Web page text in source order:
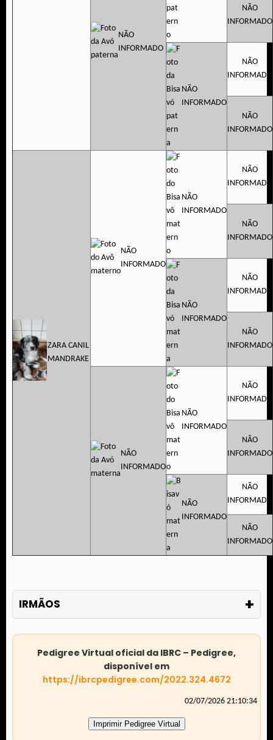
NÃO
INFORMADO
NÃO
INFORMADO
NÃO
INFORMADO
NÃO
INFORMADO
NÃO
INFORMADO
ZARA CANIL
MANDRAKE
NÃO
INFORMADO
NÃO
INFORMADO
NÃO
INFORMADO
NÃO
INFORMADO
NÃO
INFORMADO
NÃO
INFORMADO
NÃO
INFORMADO
NÃO
INFORMADO
NÃO
INFORMADO
NÃO
INFORMADO
NÃO
INFORMADO
NÃO
INFORMADO
NÃO
INFORMADO
NÃO
INFORMADO
IRMÃOS +
Pedigree Virtual oficial da IBRC – Pedigree,
disponível em
https://ibrcpedigree.com/2022.324.4672
02/07/2026 21:10:34
Imprimir Pedigree Virtual